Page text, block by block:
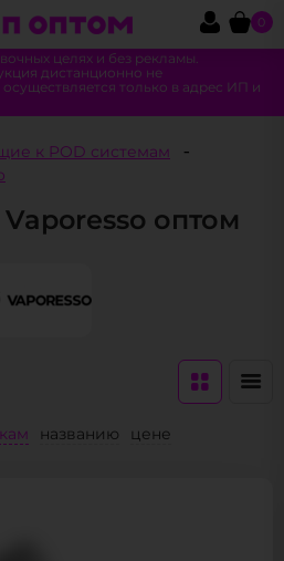
0
целях и без рекламы.
дистанционно не
только в адрес ИП и
к POD системам
оптом
названию цене